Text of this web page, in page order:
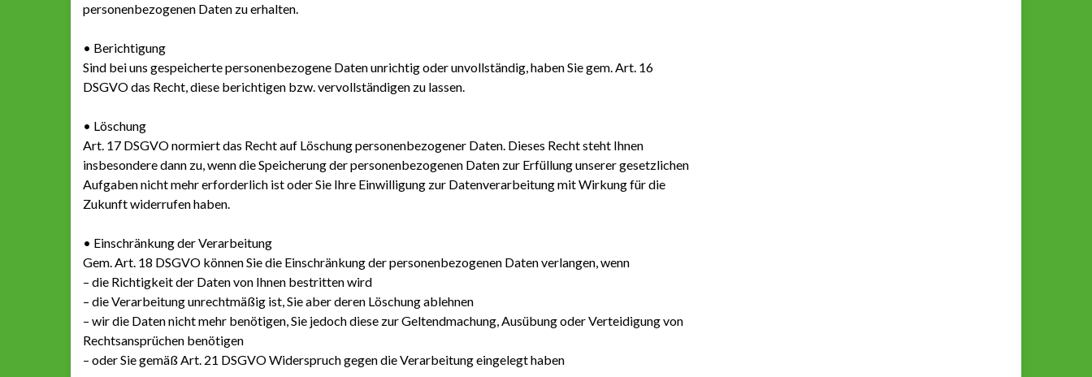
personenbezogenen Daten zu erhalten.
• Berichtigung
Sind bei uns gespeicherte personenbezogene Daten unrichtig oder unvollständig, haben Sie gem. Art. 16
DSGVO das Recht, diese berichtigen bzw. vervollständigen zu lassen.
• Löschung
Art. 17 DSGVO normiert das Recht auf Löschung personenbezogener Daten. Dieses Recht steht Ihnen
insbesondere dann zu, wenn die Speicherung der personenbezogenen Daten zur Erfüllung unserer gesetzlichen
Aufgaben nicht mehr erforderlich ist oder Sie Ihre Einwilligung zur Datenverarbeitung mit Wirkung für die
Zukunft widerrufen haben.
• Einschränkung der Verarbeitung
Gem. Art. 18 DSGVO können Sie die Einschränkung der personenbezogenen Daten verlangen, wenn
– die Richtigkeit der Daten von Ihnen bestritten wird
– die Verarbeitung unrechtmäßig ist, Sie aber deren Löschung ablehnen
– wir die Daten nicht mehr benötigen, Sie jedoch diese zur Geltendmachung, Ausübung oder Verteidigung von
Rechtsansprüchen benötigen
– oder Sie gemäß Art. 21 DSGVO Widerspruch gegen die Verarbeitung eingelegt haben